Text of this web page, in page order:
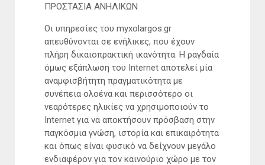
ΠΡΟΣΤΑΣΙΑ ΑΝΗΛΙΚΩΝ
Οι υπηρεσίες του myxolargos.gr
απευθύνονται σε ενήλικες, που έχουν
πλήρη δικαιοπρακτική ικανότητα. Η ραγδαία
όμως εξάπλωση του Internet αποτελεί μία
αναμφισβήτητη πραγματικότητα με
συνέπεια ολοένα και περισσότερο οι
νεαρότερες ηλικίες να χρησιμοποιούν το
Internet για να αποκτήσουν πρόσβαση στην
παγκόσμια γνώση, ιστορία και επικαιρότητα
και όπως είναι φυσικό να δείχνουν μεγάλο
ενδιαφέρον για τον καινούριο χώρο με τον